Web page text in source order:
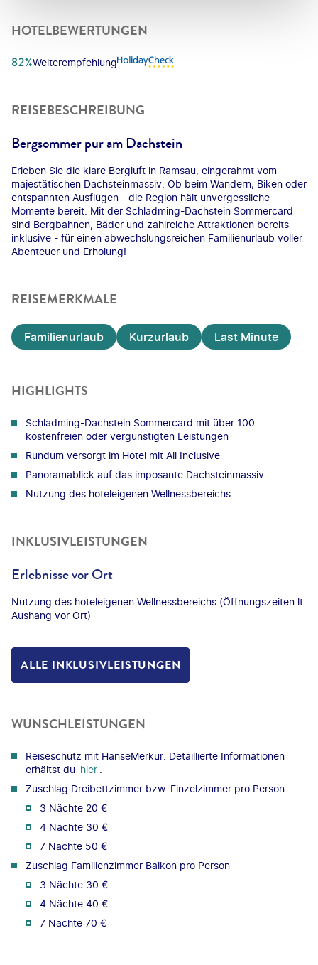
HOTELBEWERTUNGEN
Weiterempfehlung
82%
REISEBESCHREIBUNG
Bergsommer pur am Dachstein
Erleben Sie die klare Bergluft in Ramsau, eingerahmt vom
majestätischen Dachsteinmassiv. Ob beim Wandern, Biken oder
entspannten Ausflügen - die Region hält unvergessliche
Momente bereit. Mit der Schladming-Dachstein Sommercard
sind Bergbahnen, Bäder und zahlreiche Attraktionen bereits
inklusive - für einen abwechslungsreichen Familienurlaub voller
Abenteuer und Erholung!
REISEMERKMALE
Familienurlaub Kurzurlaub Last Minute
HIGHLIGHTS
Schladming-Dachstein Sommercard mit über 100
kostenfreien oder vergünstigten Leistungen
Rundum versorgt im Hotel mit All Inclusive
Panoramablick auf das imposante Dachsteinmassiv
Nutzung des hoteleigenen Wellnessbereichs
INKLUSIVLEISTUNGEN
Erlebnisse vor Ort
Nutzung des hoteleigenen Wellnessbereichs (Öffnungszeiten lt.
Aushang vor Ort)
ALLE INKLUSIVLEISTUNGEN
WUNSCHLEISTUNGEN
Reiseschutz mit HanseMerkur: Detaillierte Informationen
erhältst du hier
Zuschlag Dreibettzimmer bzw. Einzelzimmer pro Person
3 Nächte 20 €
4 Nächte 30 €
7 Nächte 50 €
Zuschlag Familienzimmer Balkon pro Person
3 Nächte 30 €
4 Nächte 40 €
7 Nächte 70 €